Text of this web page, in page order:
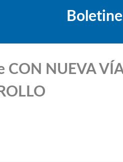
CON NUEVA